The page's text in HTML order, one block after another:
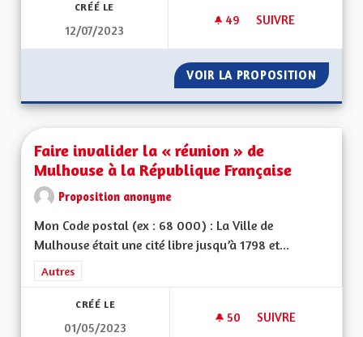
CRÉÉ LE
12/07/2023
49 49 ABONNÉS
SUIVRE
VOIR LA PROPOSITION
Faire invalider la « réunion » de
Mulhouse à la République Française
Proposition anonyme
Mon Code postal (ex : 68 000) : La Ville de
Mulhouse était une cité libre jusqu’à 1798 et...
Filtrer les résultats de la catégorie : Autres
Autres
CRÉÉ LE
01/05/2023
50 50 ABONNÉS
SUIVRE